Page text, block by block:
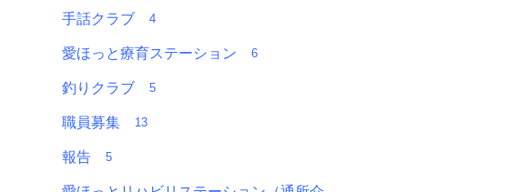
手話クラブ 4
愛ほっと療育ステーション 6
釣りクラブ 5
職員募集 13
報告 5